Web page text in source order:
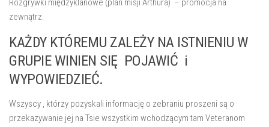
Rozgrywki międzyklanowe (plan misji Arthura) – promocja na
zewnątrz.
KAŻDY KTÓREMU ZALEŻY NA ISTNIENIU W
GRUPIE WINIEN SIĘ POJAWIĆ i
WYPOWIEDZIEĆ.
Wszyscy , którzy pozyskali informację o zebraniu proszeni są o
przekazywanie jej na Tsie wszystkim wchodzącym tam Veteranom